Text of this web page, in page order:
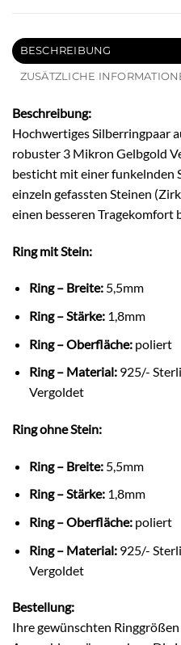
BESCHREIBUNG
ZUSÄTZLICHE
Beschreibung:
Hochwertiges Silberringpaar
robuster 3 Mikron Gelbgold
besticht mit einer funkelnden
einzeln gefassten Steinen
einen besseren Tragekomfort
Ring mit Stein:
Ring – Breite: 5,5mm
Ring – Stärke:1,8mm
Ring – Oberfläche: poliert
Ring – Material:925/-
Vergoldet
Ring ohne Stein:
Ring – Breite: 5,5mm
Ring – Stärke:1,8mm
Ring – Oberfläche: poliert
Ring – Material:925/-
Vergoldet
Bestellung:
Ihre gewünschten